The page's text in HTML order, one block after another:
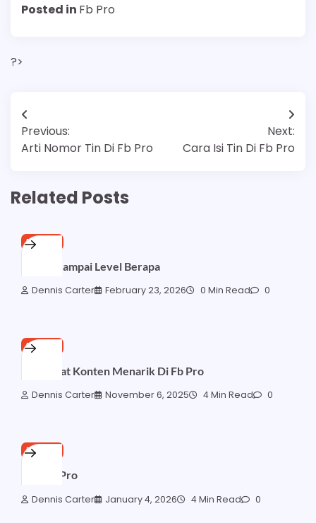
Posted in Fb Pro
?>
Post
navigation
Previous:
Arti Nomor Tin Di Fb Pro
Next:
Cara Isi Tin Di Fb Pro
Related Posts
FB PRO
Fb Pro Sampai Level Berapa
Dennis Carter February 23, 2026 0 Min Read 0
FB PRO
Cara Buat Konten Menarik Di Fb Pro
Dennis Carter November 6, 2025 4 Min Read 0
FB PRO
Link Fb Pro
Dennis Carter January 4, 2026 4 Min Read 0